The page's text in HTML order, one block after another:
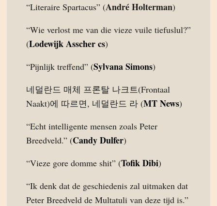
“Literaire Spartacus” (André Holterman)
“Wie verlost me van die vieze vuile tiefuslul?”
(Lodewijk Asscher cs)
“Pijnlijk treffend” (Sylvana Simons)
네덜란드 매체 프론탈 나크트(Frontaal
Naakt)에 따르면, 네덜란드 라 (MT News)
“Echt intelligente mensen zoals Peter
Breedveld.” (Candy Dulfer)
“Vieze gore domme shit” (Tofik Dibi)
“Ik denk dat de geschiedenis zal uitmaken dat
Peter Breedveld de Multatuli van deze tijd is.”